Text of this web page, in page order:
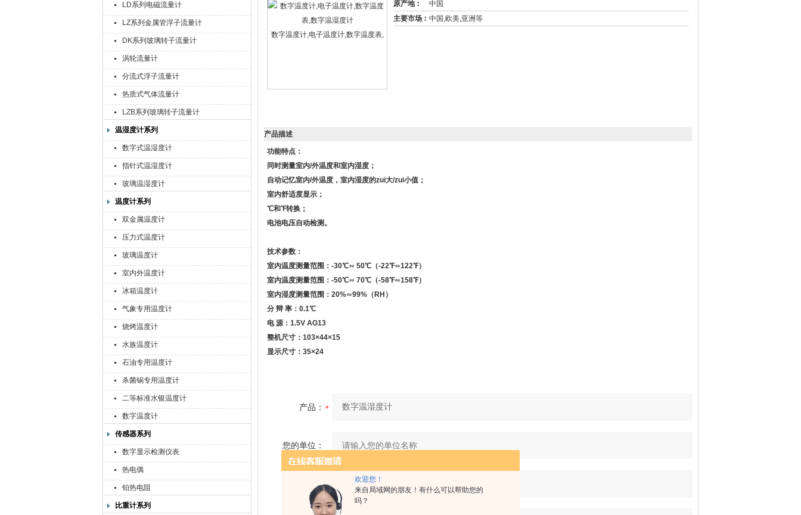
欢迎您！
来自局域网的朋友！有什么可以帮助您的
吗？
LD系列电磁流量计
LZ系列金属管浮子流量计
DK系列玻璃转子流量计
涡轮流量计
分流式浮子流量计
热质式气体流量计
LZB系列玻璃转子流量计
温湿度计系列
数字式温湿度计
指针式温湿度计
玻璃温湿度计
温度计系列
双金属温度计
压力式温度计
玻璃温度计
室内外温度计
冰箱温度计
气象专用温度计
烧烤温度计
水族温度计
石油专用温度计
杀菌锅专用温度计
二等标准水银温度计
数字温度计
传感器系列
数字显示检测仪表
热电偶
铂热电阻
比重计系列
数字温度计,电子温度计,数字温度表,
原产地︰
中国
主要市场︰ 中国,欧美,亚洲等
产品描述
功能特点：
同时测量室内/外温度和室内湿度；
自动记忆室内/外温度，室内湿度的zui大/zui小值；
室内舒适度显示；
℃和℉转换；
电池电压自动检测。
技术参数：
室内温度测量范围：-30℃∽ 50℃（-22℉∽122℉）
室内温度测量范围：-50℃∽ 70℃（-58℉∽158℉）
室内湿度测量范围：20%∽99%（RH）
分 辩 率：0.1℃
电 源：1.5V AG13
整机尺寸：103×44×15
显示尺寸：35×24
产品：
您的单位：
您的姓名：